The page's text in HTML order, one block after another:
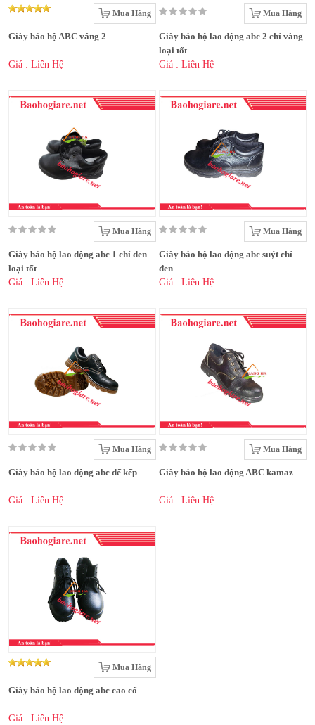
Mua Hàng
Giày bảo hộ ABC váng 2
Giá : Liên Hệ
Mua Hàng
Giày bảo hộ lao động abc 2 chỉ vàng
loại tốt
Giá : Liên Hệ
Mua Hàng
Giày bảo hộ lao động abc 1 chỉ đen
loại tốt
Giá : Liên Hệ
Mua Hàng
Giày bảo hộ lao động abc suýt chỉ
đen
Giá : Liên Hệ
Mua Hàng
Giày bảo hộ lao động abc đế kếp
Giá : Liên Hệ
Mua Hàng
Giày bảo hộ lao động ABC kamaz
Giá : Liên Hệ
Mua Hàng
Giày bảo hộ lao động abc cao cổ
Giá : Liên Hệ